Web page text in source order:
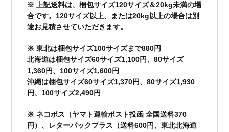
※ 上記送料は、梱包サイズ120サイズ＆20kg未満の場
合です。120サイズ以上、または20kg以上の場合は別
途お見積させていただきます。
※ 東北は梱包サイズ100サイズまで880円
北海道は梱包サイズ60サイズ1,100円、80サイズ
1,360円、100サイズ1,600円
沖縄は梱包サイズ60サイズ1,370円、80サイズ1,930
円、100サイズ2,490円
※ ネコポス（ヤマト運輸ポスト投函 全国送料370
円）、レターパックプラス（送料600円、東北北海道